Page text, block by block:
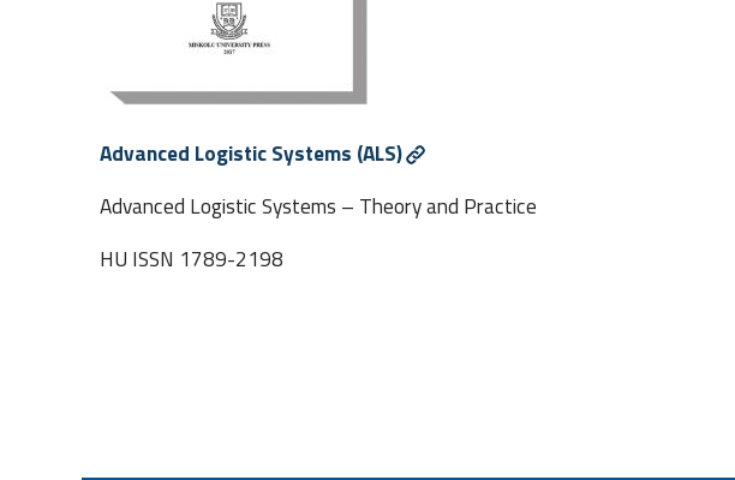
Advanced Logistic Systems (ALS)
Advanced Logistic Systems – Theory and Practice
HU ISSN 1789-2198